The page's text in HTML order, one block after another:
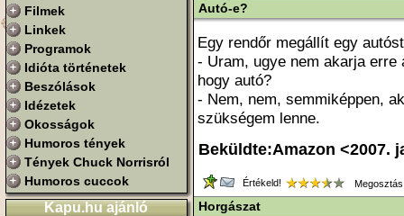
Filmek
Linkek
Programok
Idióta történetek
Beszólások
Idézetek
Okosságok
Humoros tények
Tények Chuck Norrisról
Humoros cuccok
Kapu.hu ajánló
Autó-e?
Egy rendőr megállít egy
- Uram, ugye nem akarja erre
hogy autó?
- Nem, nem, semmiképpen,
szükségem lenne.
Beküldte:Amazon <2007.
Értékeld!
Horgászat